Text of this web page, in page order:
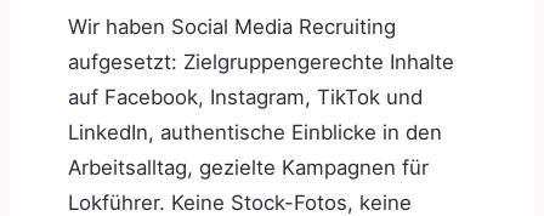
Wir haben Social Media Recruiting
aufgesetzt: Zielgruppengerechte Inhalte
auf Facebook, Instagram, TikTok und
LinkedIn, authentische Einblicke in den
Arbeitsalltag, gezielte Kampagnen für
Lokführer. Keine Stock-Fotos, keine